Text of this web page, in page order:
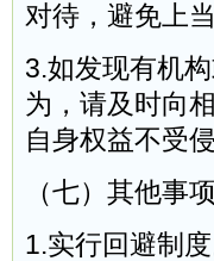
对待，避免上
3.如发现有机
为，请及时向
自身权益不受侵
（七）其他事项
1.实行回避制